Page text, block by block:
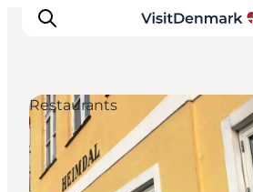
Inspirations
Destinations
Restaurants